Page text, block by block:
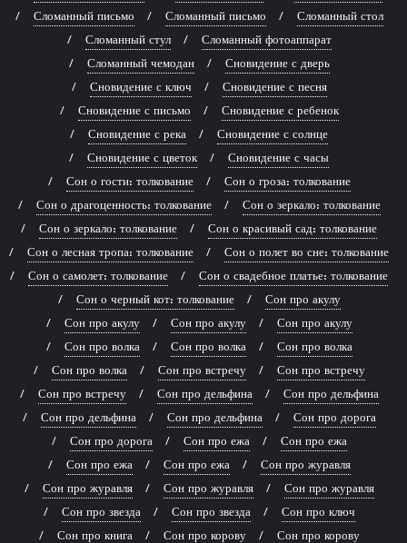
Сломанный письмо Сломанный письмо
Сломанный стол
Сломанный стул
Сломанный фотоаппарат
Сломанный чемодан
Сновидение с дверь
Сновидение с ключ
Сновидение с песня
Сновидение с письмо
Сновидение с ребенок
Сновидение с река
Сновидение с солнце
Сновидение с цветок
Сновидение с часы
Сон о гости: толкование
Сон о гроза: толкование
Сон о драгоценность: толкование
Сон о зеркало: толкование
Сон о зеркало: толкование
Сон о красивый сад: толкование
Сон о лесная тропа: толкование
Сон о полет во сне: толкование
Сон о самолет: толкование
Сон о свадебное платье: толкование
Сон о черный кот: толкование
Сон про акулу
Сон про акулу
Сон про акулу
Сон про акулу
Сон про волка
Сон про волка
Сон про волка
Сон про волка
Сон про встречу
Сон про встречу
Сон про встречу
Сон про дельфина
Сон про дельфина
Сон про дельфина
Сон про дельфина
Сон про дорога
Сон про дорога
Сон про ежа
Сон про ежа
Сон про ежа
Сон про ежа
Сон про журавля
Сон про журавля
Сон про журавля
Сон про журавля
Сон про звезда
Сон про звезда
Сон про ключ
Сон про книга
Сон про корову
Сон про корову